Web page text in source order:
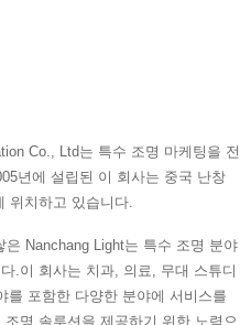
Co., Ltd는 특수 조명 마케팅을 전
년에 설립된 이 회사는 중국 난창
위치하고 있습니다.
Nanchang Light는 특수 조명 분야
.이 회사는 치과, 의료, 무대 스튜디
를 포함한 다양한 분야에 서비스를
명 솔루션을 제공하기 위한 노력으